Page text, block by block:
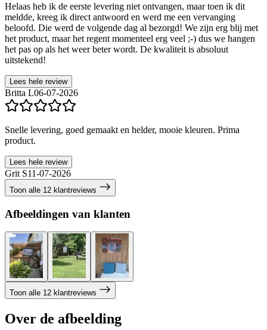
Helaas heb ik de eerste levering niet ontvangen, maar toen ik dit
meldde, kreeg ik direct antwoord en werd me een vervanging
beloofd. Die werd de volgende dag al bezorgd! We zijn erg blij met
het product, maar het regent momenteel erg veel ;-) dus we hangen
het pas op als het weer beter wordt. De kwaliteit is absoluut
uitstekend!
Lees hele review
Britta L06-07-2026
Snelle levering, goed gemaakt en helder, mooie kleuren. Prima
product.
Lees hele review
Grit S11-07-2026
Toon alle 12 klantreviews
Afbeeldingen van klanten
Toon alle 12 klantreviews
Over de afbeelding